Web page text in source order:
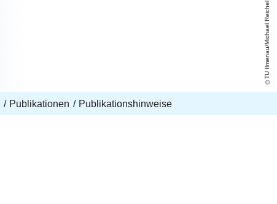
TU Ilmenau/Michael Reichel
Publikationen Publikationshinweise